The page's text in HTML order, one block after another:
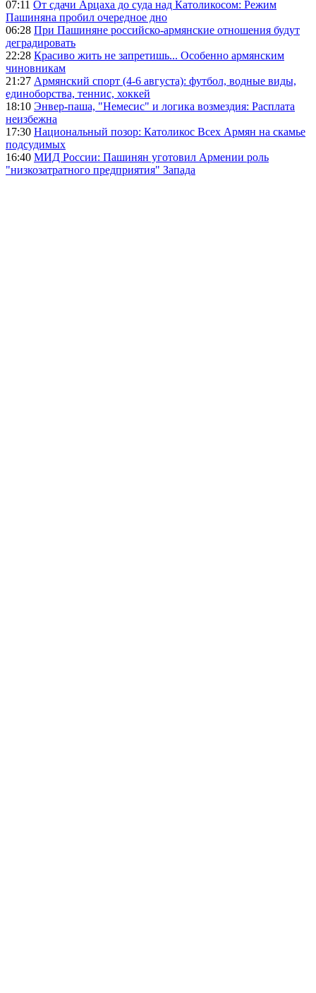
07:11 От сдачи Арцаха до суда над Католикосом: Режим
Пашиняна пробил очередное дно
06:28 При Пашиняне российско-армянские отношения будут
деградировать
22:28 Красиво жить не запретишь... Особенно армянским
чиновникам
21:27 Армянский спорт (4-6 августа): футбол, водные виды,
единоборства, теннис, хоккей
18:10 Энвер-паша, "Немесис" и логика возмездия: Расплата
неизбежна
17:30 Национальный позор: Католикос Всех Армян на скамье
подсудимых
16:40 МИД России: Пашинян уготовил Армении роль
"низкозатратного предприятия" Запада